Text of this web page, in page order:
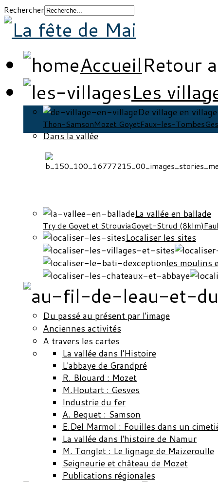
Rechercher
AccueilRetour
Les
De village en village
Thon-SamsonMozet GoyetFaux-les-Tombes
Dans la vallée
La vallée en ballade
Try de Goyet et StrouviaGoyet-Strud (8klm)
Localiser les sites
les moulins
Du passé au présent par l'image
Anciennes activités
A travers les cartes
La vallée dans l'Histoire
L'abbaye de Grandpré
R. Blouard : Mozet
M.Houtart : Gesves
Industrie du fer
A. Bequet : Samson
E.Del Marmol : Fouilles dans un
La vallée dans l'histoire de Namur
M. Tonglet : Le lignage de Maizeroulle
Seigneurie et château de Mozet
Publications régionales